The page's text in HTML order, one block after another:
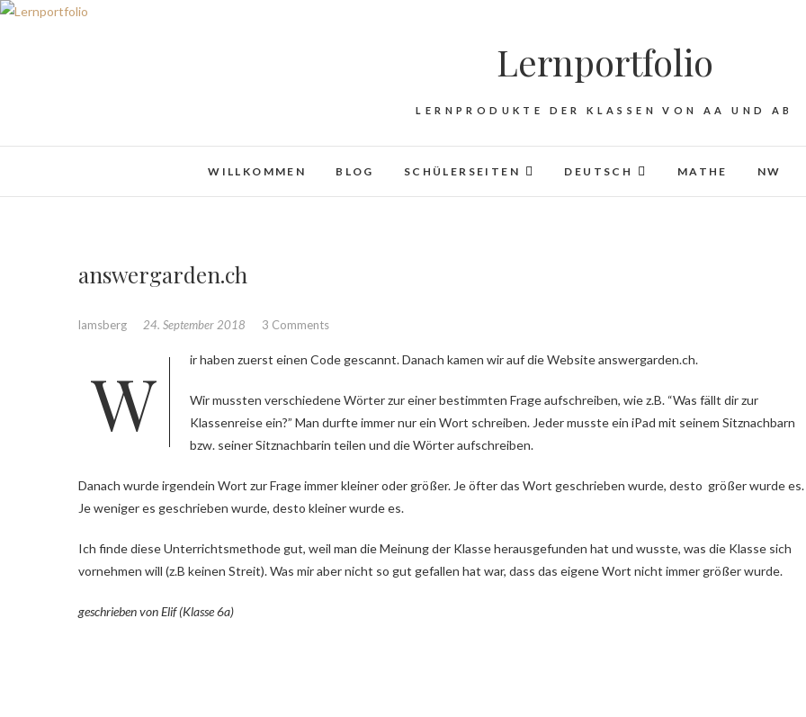
Lernportfolio
LERNPRODUKTE DER KLASSEN VON AA UND AB
WILLKOMMEN BLOG SCHÜLERSEITEN DEUTSCH MATHE NW
answergarden.ch
lamsberg 24. September 2018 3 Comments
Wir haben zuerst einen Code gescannt. Danach kamen wir auf die Website answergarden.ch.
Wir mussten verschiedene Wörter zur einer bestimmten Frage aufschreiben, wie z.B. “Was fällt dir zur
Klassenreise ein?” Man durfte immer nur ein Wort schreiben. Jeder musste ein iPad mit seinem Sitznachbarn
bzw. seiner Sitznachbarin teilen und die Wörter aufschreiben.
Danach wurde irgendein Wort zur Frage immer kleiner oder größer. Je öfter das Wort geschrieben wurde, desto größer wurde es.
Je weniger es geschrieben wurde, desto kleiner wurde es.
Ich finde diese Unterrichtsmethode gut, weil man die Meinung der Klasse herausgefunden hat und wusste, was die Klasse sich
vornehmen will (z.B keinen Streit). Was mir aber nicht so gut gefallen hat war, dass das eigene Wort nicht immer größer wurde.
geschrieben von Elif (Klasse 6a)